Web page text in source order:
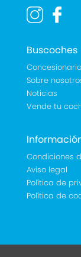
Buscoches
Sobre
Noticias
Vende tu
Condiciones
Aviso legal
Política de
Política de